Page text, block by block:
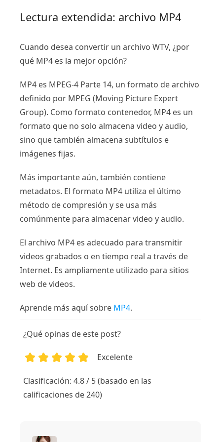
Lectura extendida: archivo MP4
Cuando desea convertir un archivo WTV, ¿por
qué MP4 es la mejor opción?
MP4 es MPEG-4 Parte 14, un formato de archivo
definido por MPEG (Moving Picture Expert
Group). Como formato contenedor, MP4 es un
formato que no solo almacena video y audio,
sino que también almacena subtítulos e
imágenes fijas.
Más importante aún, también contiene
metadatos. El formato MP4 utiliza el último
método de compresión y se usa más
comúnmente para almacenar video y audio.
El archivo MP4 es adecuado para transmitir
videos grabados o en tiempo real a través de
Internet. Es ampliamente utilizado para sitios
web de videos.
Aprende más aquí sobre MP4.
¿Qué opinas de este post?
Excelente
Clasificación: 4.8 / 5 (basado en las
calificaciones de 240)